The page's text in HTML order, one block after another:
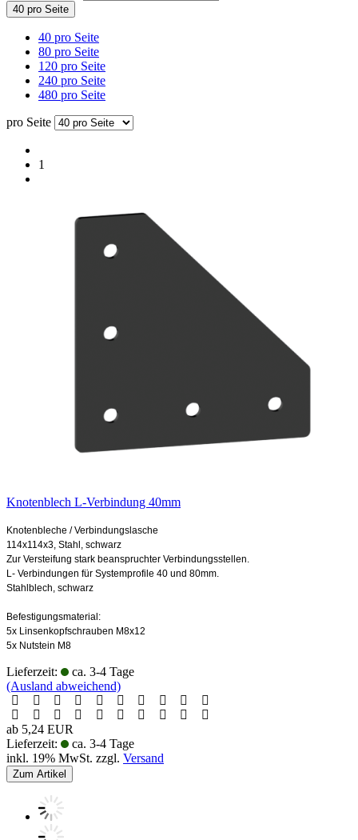
40 pro Seite
40 pro Seite
80 pro Seite
120 pro Seite
240 pro Seite
480 pro Seite
pro Seite
1
Knotenblech L-Verbindung 40mm
Knotenbleche / Verbindungslasche
114x114x3, Stahl, schwarz
Zur Versteifung stark beanspruchter Verbindungsstellen.
L- Verbindungen für Systemprofile 40 und 80mm.
Stahlblech, schwarz
Befestigungsmaterial:
5x Linsenkopfschrauben M8x12
5x Nutstein M8
Lieferzeit:
ca. 3-4 Tage
(Ausland abweichend)
ab 5,24 EUR
Lieferzeit:
ca. 3-4 Tage
inkl. 19% MwSt. zzgl. Versand
Zum Artikel